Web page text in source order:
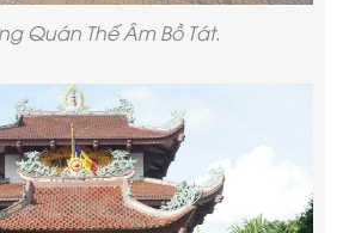
Quán Thế Âm Bồ Tát.